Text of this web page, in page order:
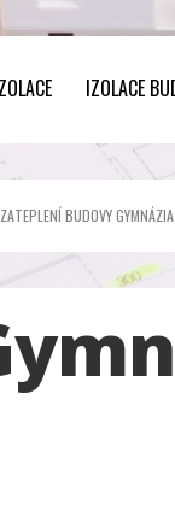
IZOLACE
ZATEPLENÍ BUDOVY